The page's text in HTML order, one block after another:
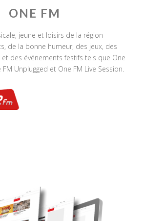
ONE FM
jeune et loisirs de la région
de la bonne humeur, des jeux, des
des événements festifs tels que One
Unplugged et One FM Live Session.